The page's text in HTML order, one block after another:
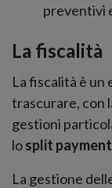
preventivi
La fiscalità
La fiscalità è un
trascurare, con
gestioni
losplit payment
La gestione